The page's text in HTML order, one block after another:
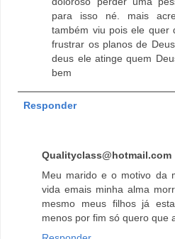
para isso né. mais
também viu pois ele quer
frustrar os planos de
deus ele atinge quem
bem
Responder
Qualityclass@hotmail.com
Meu marido e o motivo da
vida emais minha alma
mesmo meus filhos já
menos por fim só quero que